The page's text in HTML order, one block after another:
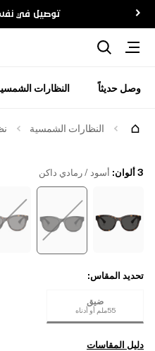
توصيل في
وصل حديثاً النظارات
النظارات الشمسية
3 ألوان : أسود / رمادي داكن
تحديد المقاس:
ضيق
55ملم أو أدناه
دليل المقاسات